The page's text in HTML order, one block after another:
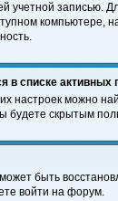
учетной
компьютере,
в списке активных
настроек можно
будете скрытым
быть
войти на форум.